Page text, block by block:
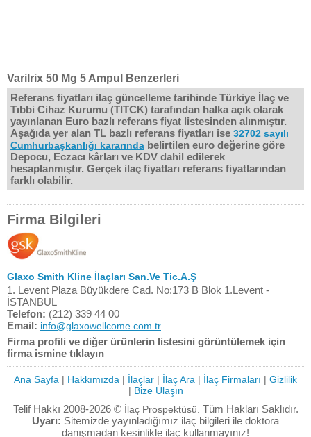
Varilrix 50 Mg 5 Ampul Benzerleri
Referans fiyatları ilaç güncelleme tarihinde Türkiye İlaç ve
Tıbbi Cihaz Kurumu (TITCK) tarafından halka açık olarak
yayınlanan Euro bazlı referans fiyat listesinden alınmıştır.
Aşağıda yer alan TL bazlı referans fiyatları ise 32702 sayılı
Cumhurbaşkanlığı kararında belirtilen euro değerine göre
Depocu, Eczacı kârları ve KDV dahil edilerek
hesaplanmıştır. Gerçek ilaç fiyatları referans fiyatlarından
farklı olabilir.
Firma Bilgileri
Glaxo Smith Kline İlaçları San.Ve Tic.A.Ş
1. Levent Plaza Büyükdere Cad. No:173 B Blok 1.Levent -
İSTANBUL
Telefon: (212) 339 44 00
Email: info@glaxowellcome.com.tr
Firma profili ve diğer ürünlerin listesini görüntülemek için
firma ismine tıklayın
Ana Sayfa | Hakkımızda | İlaçlar | İlaç Ara | İlaç Firmaları | Gizlilik
| Bize Ulaşın
Telif Hakkı 2008-2026 © İlaç Prospektüsü. Tüm Hakları Saklıdır.
Uyarı: Sitemizde yayınladığımız ilaç bilgileri ile doktora
danışmadan kesinlikle ilaç kullanmayınız!